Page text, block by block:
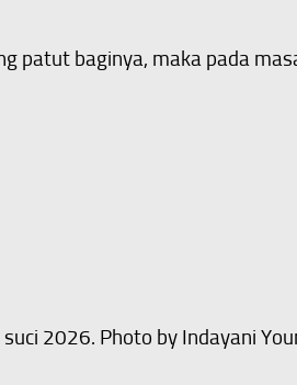
patut baginya, maka pada
2026. Photo by Indayani